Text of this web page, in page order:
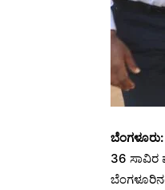
ಬೆಂಗಳೂರು:
36 ಸಾವಿರ